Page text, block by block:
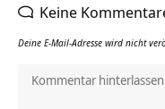
Keine
Deine E-Mail-Adresse wird nicht